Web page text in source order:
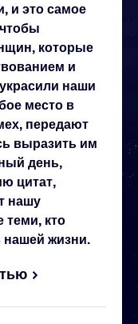
и это самое
которые
и
наши
место в
передают
выразить им
день,
цитат,
нашу
теми, кто
нашей жизни.